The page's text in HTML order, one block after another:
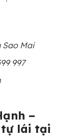
Sao Mai
997
–
tự lái tại